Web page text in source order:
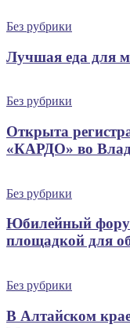
Без рубрики
Лучшая еда для
Без рубрики
Открыта
«КАРДО» во
Без рубрики
Юбилейный
площадкой для
Без рубрики
В Алтайском